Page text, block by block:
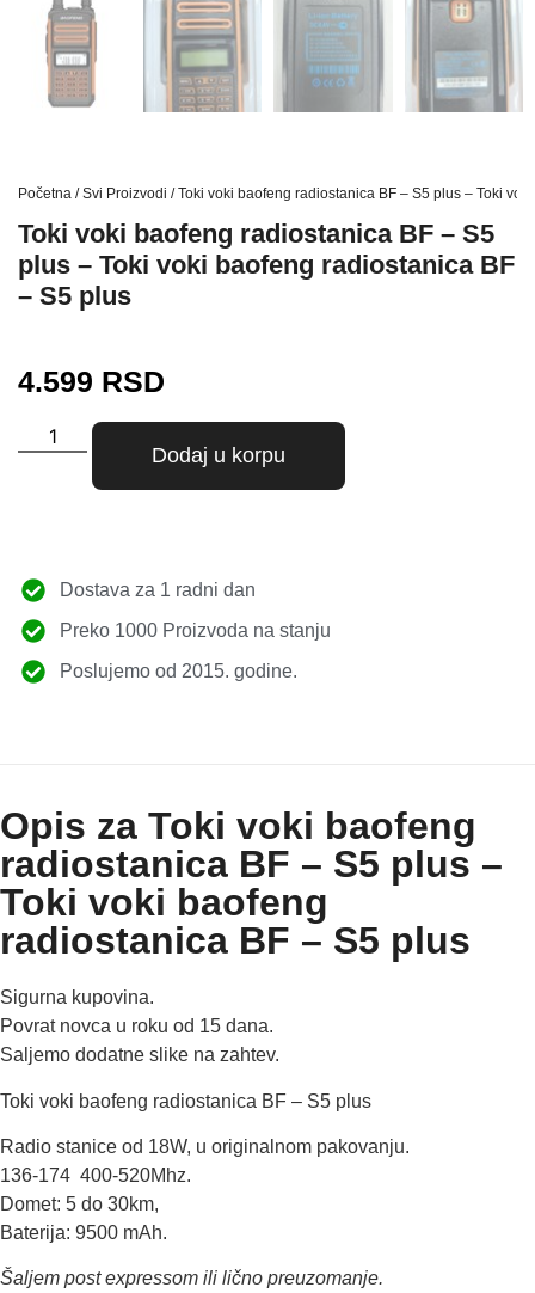
Početna /Svi Proizvodi / Toki voki baofeng radiostanica BF – S5 plus – Toki
Toki voki baofeng radiostanica BF – S5
plus – Toki voki baofeng radiostanica BF
– S5 plus
4.599 RSD
Dodaj u korpu
Dostava za 1 radni dan
Preko 1000 Proizvoda na stanju
Poslujemo od 2015. godine.
Opis za Toki voki baofeng
radiostanica BF – S5 plus –
Toki voki baofeng
radiostanica BF – S5 plus
Sigurna kupovina.
Povrat novca u roku od 15 dana.
Saljemo dodatne slike na zahtev.
Toki voki baofeng radiostanica BF – S5 plus
Radio stanice od 18W, u originalnom pakovanju.
136-174 400-520Mhz.
Domet: 5 do 30km,
Baterija: 9500 mAh.
Šaljem post expressom ili lično preuzomanje.